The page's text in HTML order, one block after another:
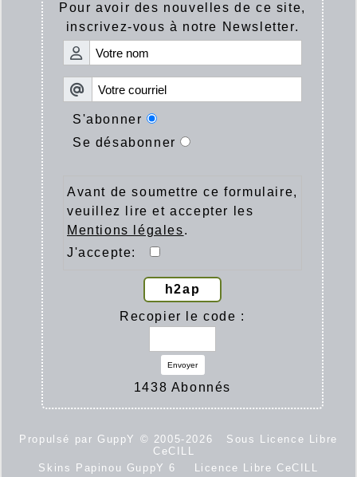
Pour avoir des nouvelles de ce site,
inscrivez-vous à notre Newsletter.
S'abonner
Se désabonner
Avant de soumettre ce formulaire,
veuillez lire et accepter les
Mentions légales.
J'accepte:
h2ap
Recopier le code :
Envoyer
1438 Abonnés
Propulsé par GuppY © 2005-2026
Sous Licence Libre
CeCILL
Skins Papinou GuppY 6
Licence Libre CeCILL